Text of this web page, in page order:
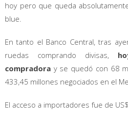
hoy pero que queda
blue.
En tanto el Banco Central, tras
ruedas comprando divisas,
compradora y se quedó con 68
433,45 millones negociados en el
El acceso a importadores fue de